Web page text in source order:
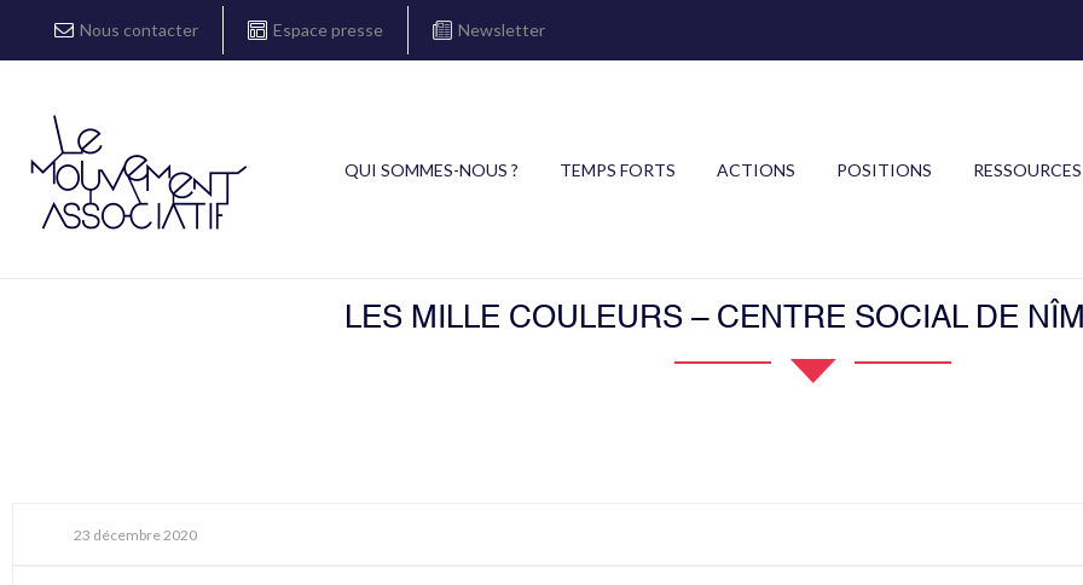
Nous contacter Espace presse Newsletter
QUI SOMMES-NOUS ? TEMPS FORTS ACTIONS POSITIONS RESSOURCES
LES MILLE COULEURS – CENTRE SOCIAL DE
23 décembre 2020